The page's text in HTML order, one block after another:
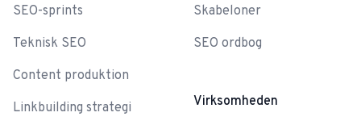
SEO-sprints
Teknisk SEO
Content produktion
Linkbuilding strategi
Skabeloner
SEO ordbog
Virksomheden